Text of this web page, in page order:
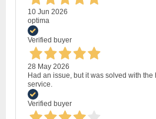
10 Jun 2026
optima
Verified buyer
28 May 2026
Had an issue, but it was solved with the
service.
Verified buyer